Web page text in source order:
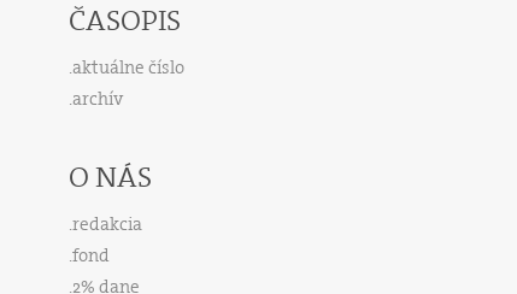
ČASOPIS
aktuálne číslo
archív
O NÁS
redakcia
fond
2% dane